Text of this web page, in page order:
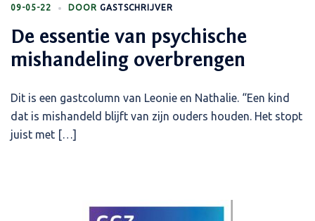
09-05-22 DOOR GASTSCHRIJVER
De essentie van psychische
mishandeling overbrengen
Dit is een gastcolumn van Leonie en Nathalie. “Een kind
dat is mishandeld blijft van zijn ouders houden. Het stopt
juist met […]